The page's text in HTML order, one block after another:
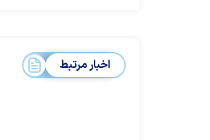
اخبار مرتبط